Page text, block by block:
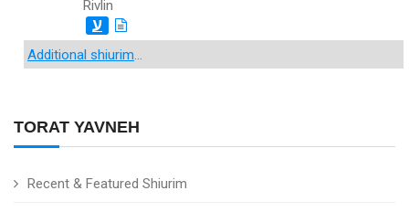
TORAT YAVNEH
Recent & Featured Shiurim
Rivlin
ע
Additional shiurim...